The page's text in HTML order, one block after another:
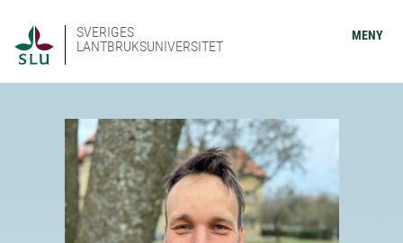
SVERIGES
LANTBRUKSUNIVERSITET
MENY